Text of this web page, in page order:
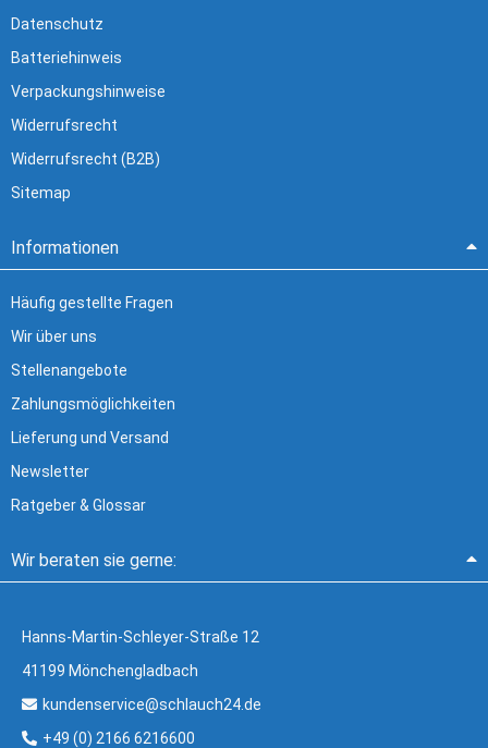
Datenschutz
Batteriehinweis
Verpackungshinweise
Widerrufsrecht
Widerrufsrecht (B2B)
Sitemap
Informationen
Häufig gestellte Fragen
Wir über uns
Stellenangebote
Zahlungsmöglichkeiten
Lieferung und Versand
Newsletter
Ratgeber & Glossar
Wir beraten sie gerne:
Hanns-Martin-Schleyer-Straße 12
41199 Mönchengladbach
kundenservice@schlauch24.de
+49 (0) 2166 6216600